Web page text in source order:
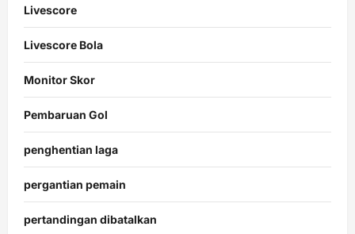
Livescore
Livescore Bola
Monitor Skor
Pembaruan Gol
penghentian laga
pergantian pemain
pertandingan dibatalkan